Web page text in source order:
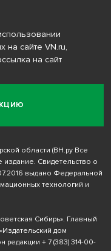
на сайте VN.ru,
на сайт
области (ВН.ру Все
издание. Свидетельство о
выдано Федеральной
технологий и
Сибирь». Главный
дом
редакции + 7 (383) 314-00-